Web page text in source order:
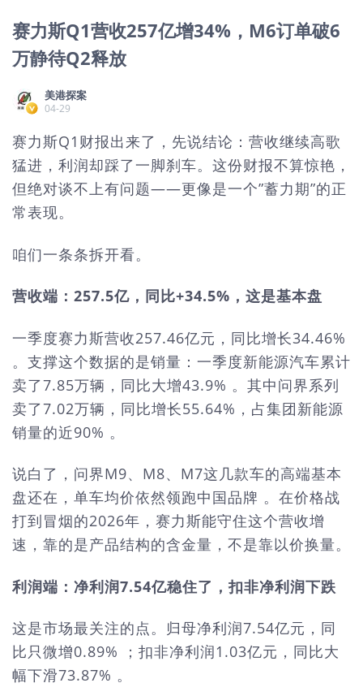
赛力斯Q1营收257亿增34%，M6订单破6
万静待Q2释放
美港探案
04-29
赛力斯Q1财报出来了，先说结论：营收继续高歌
猛进，利润却踩了一脚刹车。这份财报不算惊艳，
但绝对谈不上有问题——更像是一个”蓄力期”的正
常表现。
咱们一条条拆开看。
营收端：257.5亿，同比+34.5%，这是基本盘
一季度赛力斯营收257.46亿元，同比增长34.46%
。支撑这个数据的是销量：一季度新能源汽车累计
卖了7.85万辆，同比大增43.9% 。其中问界系列
卖了7.02万辆，同比增长55.64%，占集团新能源
销量的近90% 。
说白了，问界M9、M8、M7这几款车的高端基本
盘还在，单车均价依然领跑中国品牌 。在价格战
打到冒烟的2026年，赛力斯能守住这个营收增
速，靠的是产品结构的含金量，不是靠以价换量。
利润端：净利润7.54亿稳住了，扣非净利润下跌
这是市场最关注的点。归母净利润7.54亿元，同
比只微增0.89% ；扣非净利润1.03亿元，同比大
幅下滑73.87% 。